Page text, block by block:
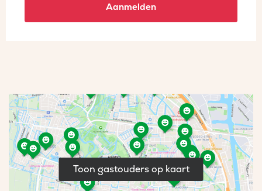
Aanmelden
Toon gastouders op kaart